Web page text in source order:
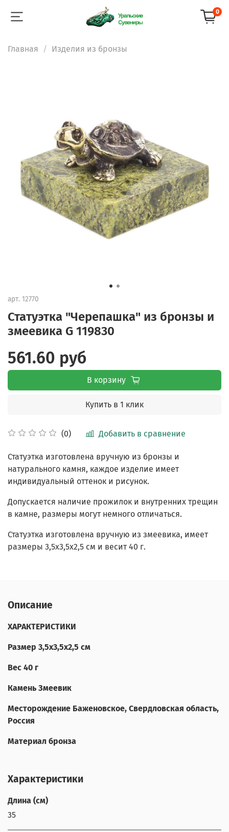
0
Главная Изделия из бронзы
арт. 12770
Статуэтка "Черепашка" из бронзы и
змеевика G 119830
(0) Добавить в сравнение
561.60 руб
В корзину
Купить в 1 клик
Статуэтка изготовлена вручную из бронзы и
натурального камня, каждое изделие имеет
индивидуальный оттенок и рисунок.
Допускается наличие прожилок и внутренних трещин
в камне, размеры могут немного отличаться.
Статуэтка изготовлена вручную из змеевика, имеет
размеры 3,5х3,5х2,5 см и весит 40 г.
Описание
ХАРАКТЕРИСТИКИ
Размер 3,5х3,5х2,5 см
Вес 40 г
Камень Змеевик
Месторождение Баженовское, Свердловская область,
Россия
Материал бронза
Характеристики
Длина (см)
35